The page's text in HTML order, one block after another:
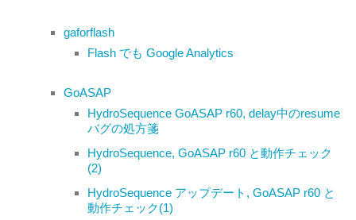
gaforflash
Flash でも Google Analytics
GoASAP
HydroSequence GoASAP r60, delay中のresume
バグの処方箋
HydroSequence, GoASAP r60 と動作チェック
(2)
HydroSequence アップデート, GoASAP r60 と
動作チェック(1)